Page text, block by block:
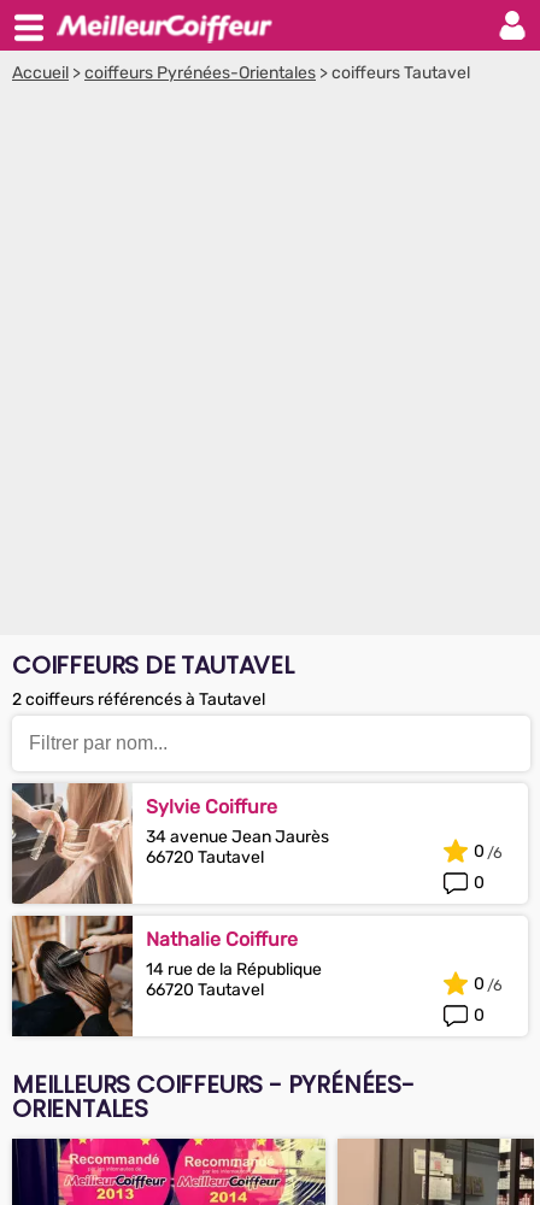
Accueil >coiffeurs Pyrénées-Orientales >coiffeurs Tautavel
COIFFEURS DE TAUTAVEL
2 coiffeurs référencés à Tautavel
Sylvie Coiffure
34 avenue Jean Jaurès
66720 Tautavel
0
0
Nathalie Coiffure
14 rue de la République
66720 Tautavel
0
0
MEILLEURS COIFFEURS - PYRÉNÉES-
ORIENTALES